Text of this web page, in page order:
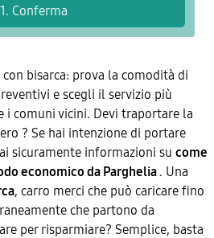
bisarca: prova la comodità di
e scegli il servizio più
i comuni vicini. Devi traportare la
? Se hai intenzione di portare
sicuramente informazioni su come
economico da Parghelia . Una
, carro merci che può caricare fino
che partono da
per risparmiare? Semplice, basta